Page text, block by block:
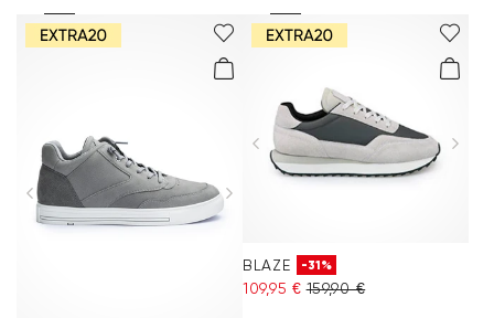
BLAZE -31%
109,95 € 159,90 €